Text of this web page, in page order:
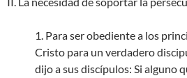
1. Para ser obediente a los
Cristo para un verdadero
dijo a sus discípulos: Si alguno